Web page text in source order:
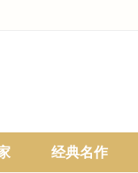
经典名作